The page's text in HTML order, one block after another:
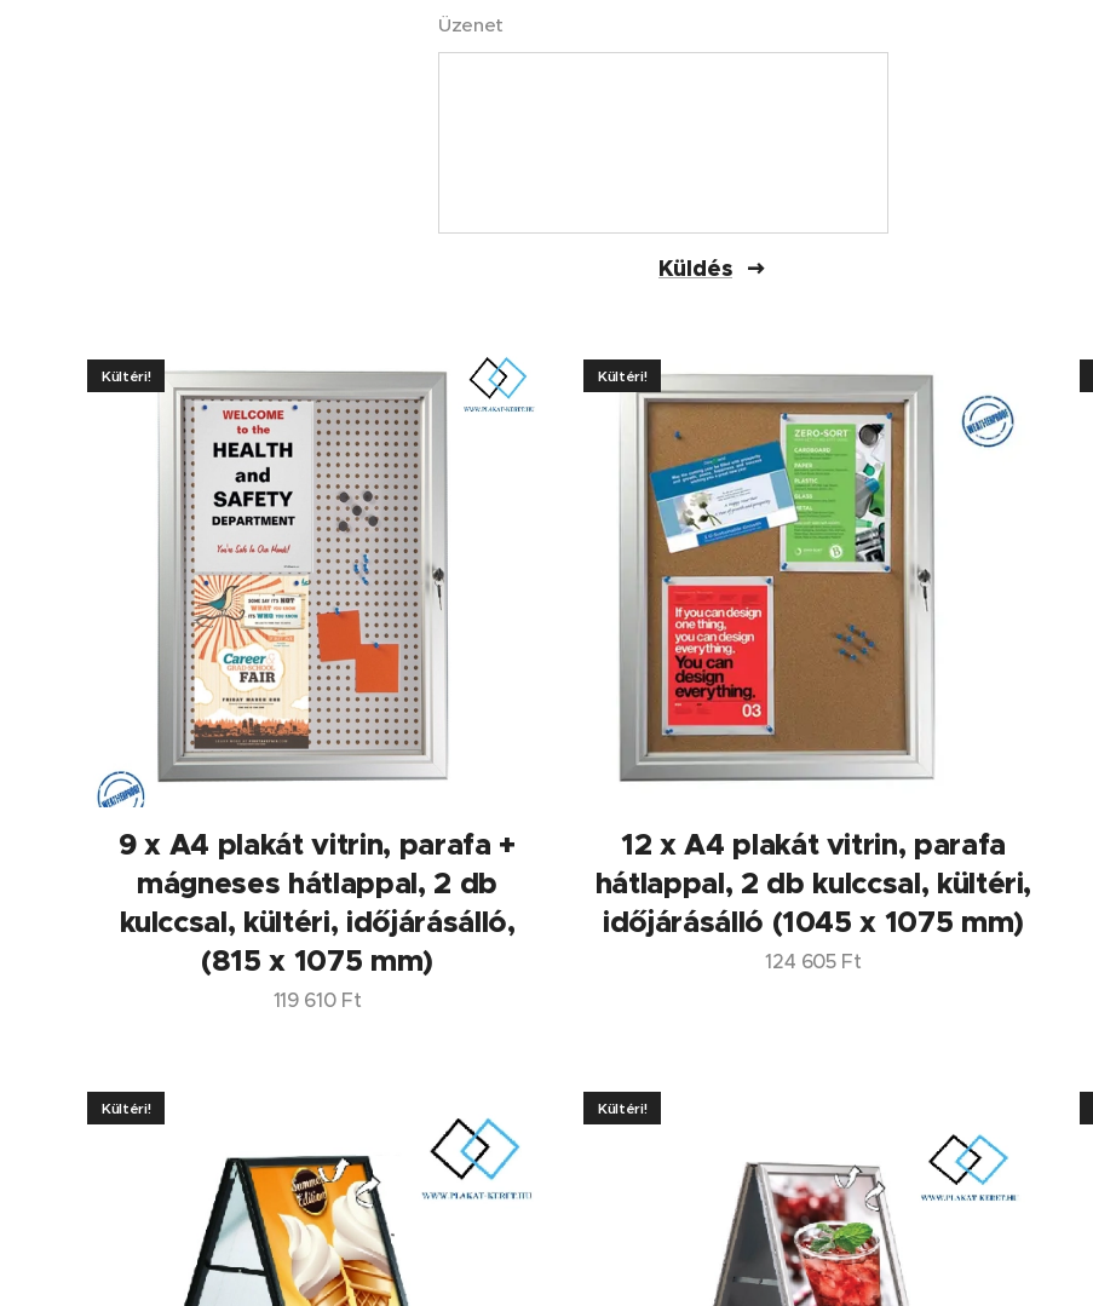
Üzenet
Küldés
9 x A4 plakát vitrin, parafa +
mágneses hátlappal, 2 db
kulccsal, kültéri, időjárásálló,
(815 x 1075 mm)
Kültéri!
119 610Ft
12 x A4 plakát vitrin, parafa
hátlappal, 2 db kulccsal, kültéri,
időjárásálló (1045 x 1075 mm)
Kültéri!
124 605Ft
Kültéri! Kültéri!